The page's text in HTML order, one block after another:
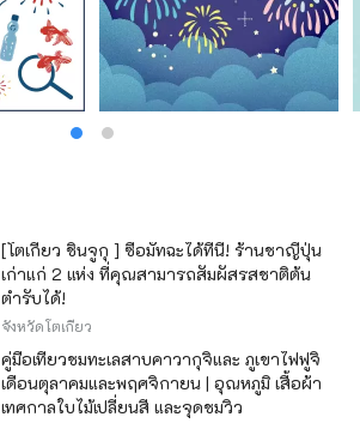
[โตเกียว ชินจูกุ ] ซื้อมัทฉะได้ที่นี่! ร้านชาญี่ปุ่น
เก่าแก่ 2 แห่ง ที่คุณสามารถสัมผัสรสชาติต้น
ตำรับได้!
จังหวัดโตเกียว
คู่มือเที่ยวชมทะเลสาบคาวากุจิและ ภูเขาไฟฟูจิ
เดือนตุลาคมและพฤศจิกายน | อุณหภูมิ เสื้อผ้า
เทศกาลใบไม้เปลี่ยนสี และจุดชมวิว